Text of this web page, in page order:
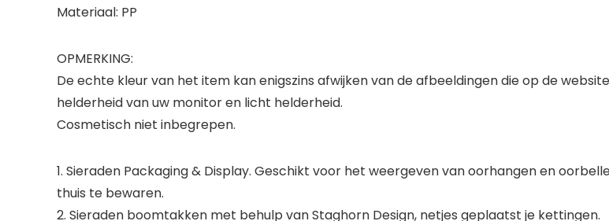
Materiaal: PP
OPMERKING:
De echte kleur van het item kan enigszins afwijken van de afbeeldingen die op de
helderheid van uw monitor en licht helderheid.
Cosmetisch niet inbegrepen.
1. Sieraden Packaging & Display. Geschikt voor het weergeven van oorhangen en
thuis te bewaren.
2. Sieraden boomtakken met behulp van Staghorn Design, netjes geplaatst je kettingen.